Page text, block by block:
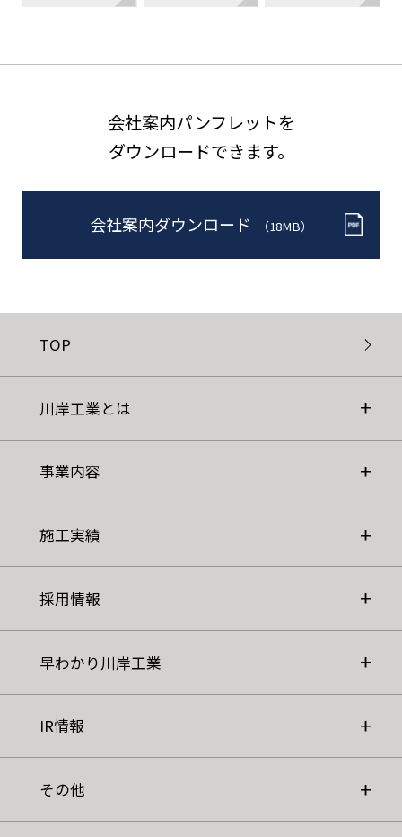
会社案内パンフレットを
ダウンロードできます。
会社案内ダウンロード （18MB）
TOP
川岸工業とは
事業内容
施工実績
採用情報
早わかり川岸工業
IR情報
その他